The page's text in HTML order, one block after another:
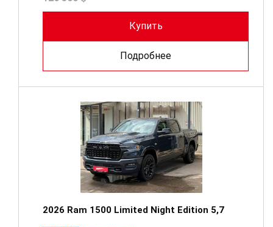
Купить
Подробнее
2026 Ram 1500 Limited Night Edition 5,7